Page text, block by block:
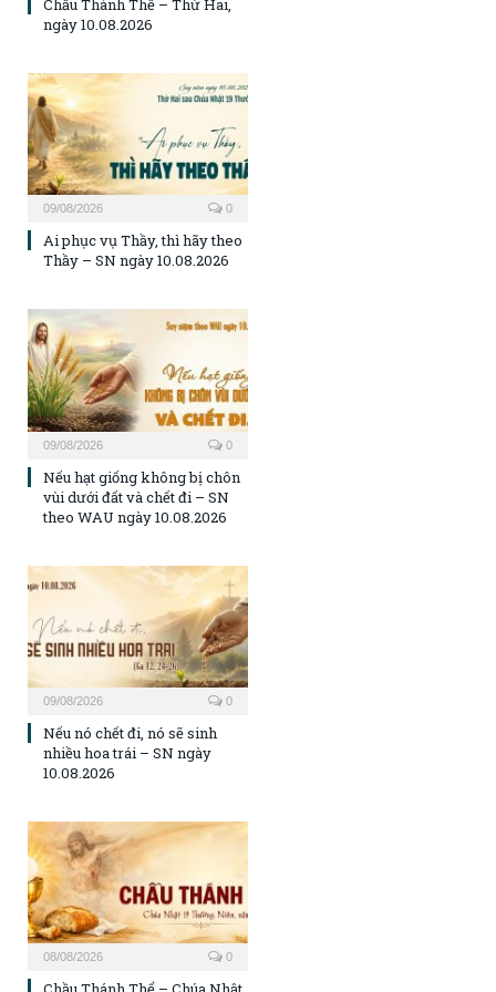
Chầu Thánh Thể – Thứ Hai,
ngày 10.08.2026
09/08/2026 0
Ai phục vụ Thầy, thì hãy theo
Thầy – SN ngày 10.08.2026
09/08/2026 0
Nếu hạt giống không bị chôn
vùi dưới đất và chết đi – SN
theo WAU ngày 10.08.2026
09/08/2026 0
Nếu nó chết đi, nó sẽ sinh
nhiều hoa trái – SN ngày
10.08.2026
08/08/2026 0